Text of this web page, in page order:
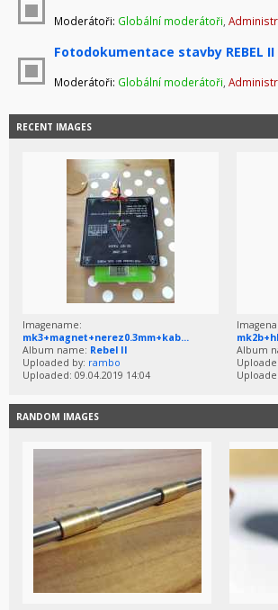
Moderátoři: Globální moderátoři
Fotodokumentace stavby REBEL
Moderátoři: Globální moderátoři
RECENT IMAGES
Imagename:
mk3+magnet+nerez0.3mm+kab...
Album name: Rebel II
Uploaded by: rambo
Uploaded: 09.04.2019 14:04
Album
RANDOM IMAGES